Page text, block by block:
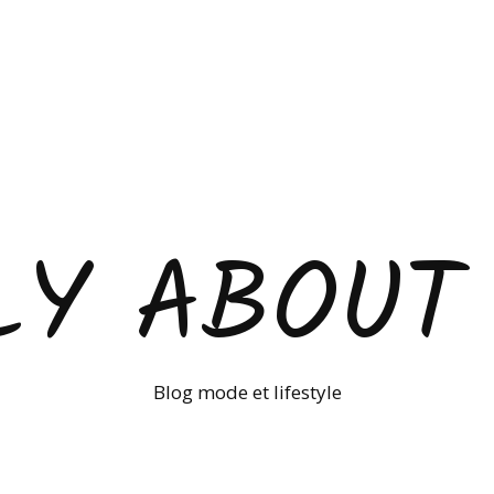
Blog mode et lifestyle